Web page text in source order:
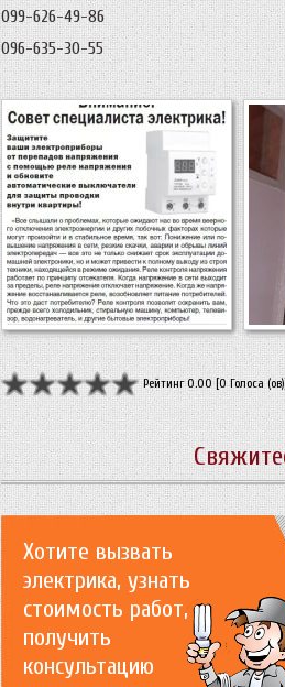
099-626-49-86
096-635-30-55
Рейтинг 0.00 [0 Голоса
Хотите вызвать
электрика, узнать
стоимость работ,
получить
консультацию